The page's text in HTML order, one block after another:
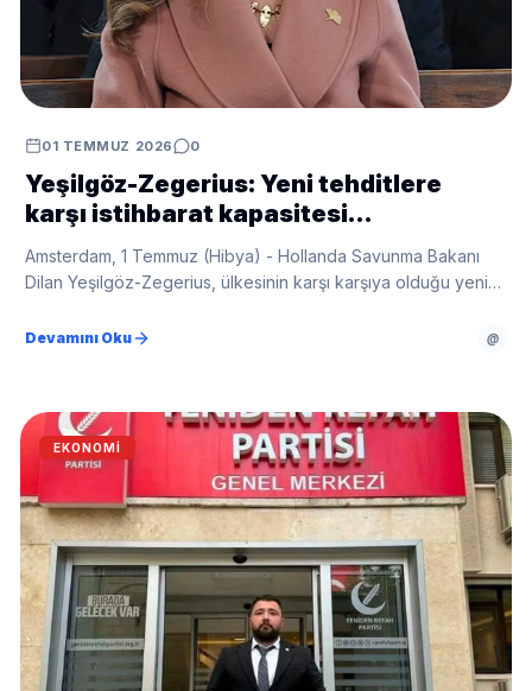
01 TEMMUZ 2026 0
Yeşilgöz-Zegerius: Yeni tehditlere
karşı istihbarat kapasitesi
güçlendirilmeli
Amsterdam, 1 Temmuz (Hibya) - Hollanda Savunma Bakanı
Dilan Yeşilgöz-Zegerius, ülkesinin karşı karşıya olduğu yeni
Devamını Oku @
EKONOMI